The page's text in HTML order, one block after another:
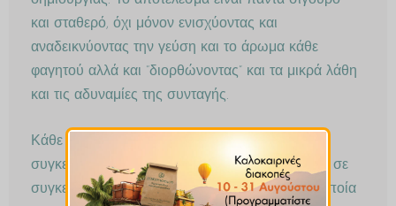
και σταθερό, όχι μόνον ενισχύοντας και
αναδεικνύοντας την γεύση και το άρωμα κάθε
φαγητού αλλά και “διορθώνοντας” και τα μικρά λάθη
και τις αδυναμίες της συνταγής.
Κάθε μίγμα Ισμυρλόγλου δημιουργείται με
συγκεκριμένο γευστικό προφίλ και απευθύνεται σε
συγκεκριμένη κατηγορία φαγητού ή γεύσης η οποία